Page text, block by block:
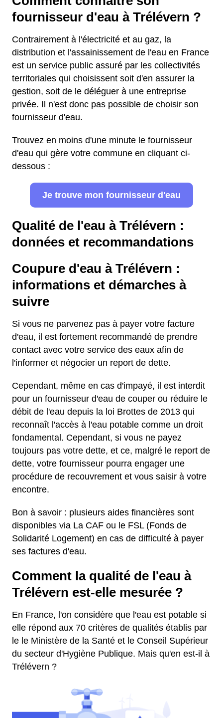
fournisseur d'eau à Trélévern ?
Contrairement à l'électricité et au gaz, la
distribution et l'assainissement de l'eau en France
est un service public assuré par les collectivités
territoriales qui choisissent soit d'en assurer la
gestion, soit de le déléguer à une entreprise
privée. Il n'est donc pas possible de choisir son
fournisseur d'eau.
Trouvez en moins d'une minute le fournisseur
d'eau qui gère votre commune en cliquant ci-
dessous :
Je trouve mon fournisseur d'eau
Qualité de l'eau à Trélévern :
données et recommandations
Coupure d'eau à Trélévern :
informations et démarches à
suivre
Si vous ne parvenez pas à payer votre facture
d'eau, il est fortement recommandé de prendre
contact avec votre service des eaux afin de
l'informer et négocier un report de dette.
Cependant, même en cas d'impayé, il est interdit
pour un fournisseur d'eau de couper ou réduire le
débit de l'eau depuis la loi Brottes de 2013 qui
reconnaît l'accès à l'eau potable comme un droit
fondamental. Cependant, si vous ne payez
toujours pas votre dette, et ce, malgré le report de
dette, votre fournisseur pourra engager une
procédure de recouvrement et vous saisir à votre
encontre.
Bon à savoir : plusieurs aides financières sont
disponibles via La CAF ou le FSL (Fonds de
Solidarité Logement) en cas de difficulté à payer
ses factures d'eau.
Comment la qualité de l'eau à
Trélévern est-elle mesurée ?
En France, l'on considère que l'eau est potable si
elle répond aux 70 critères de qualités établis par
le le Ministère de la Santé et le Conseil Supérieur
du secteur d'Hygiène Publique. Mais qu'en est-il à
Trélévern ?